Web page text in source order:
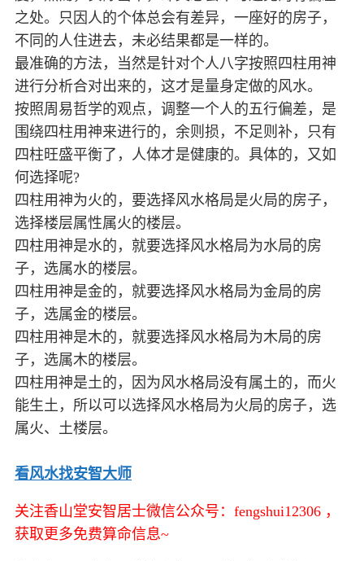
之处。只因人的个体总会有差异，一座好的房子，
不同的人住进去，未必结果都是一样的。
最准确的方法，当然是针对个人八字按照四柱用神
进行分析合对出来的，这才是量身定做的风水。
按照周易哲学的观点，调整一个人的五行偏差，是
围绕四柱用神来进行的，余则损，不足则补，只有
四柱旺盛平衡了，人体才是健康的。具体的，又如
何选择呢?
四柱用神为火的，要选择风水格局是火局的房子，
选择楼层属性属火的楼层。
四柱用神是水的，就要选择风水格局为水局的房
子，选属水的楼层。
四柱用神是金的，就要选择风水格局为金局的房
子，选属金的楼层。
四柱用神是木的，就要选择风水格局为木局的房
子，选属木的楼层。
四柱用神是土的，因为风水格局没有属土的，而火
能生土，所以可以选择风水格局为火局的房子，选
属火、土楼层。
看风水找安智大师
关注香山堂安智居士微信公众号：fengshui12306 ，
获取更多免费算命信息~